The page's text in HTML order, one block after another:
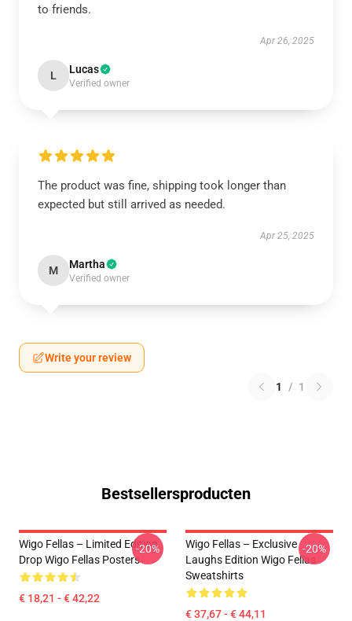
to friends.
Apr 26, 2025
L Lucas
Verified owner
The product was fine, shipping took longer than
expected but still arrived as needed.
Apr 25, 2025
M Martha
Verified owner
Write your review
1 / 1
Bestsellersproducten
Wigo Fellas – Limited Edition
Drop Wigo Fellas Posters
€ 18,21 - € 42,22
-20%
Wigo Fellas – Exclusive
Laughs Edition Wigo Fellas
Sweatshirts
€ 37,67 - € 44,11
-20%